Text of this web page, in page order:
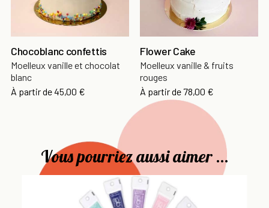
Chocoblanc confettis
Moelleux vanille et chocolat
blanc
À partir de45,00 €
Flower Cake
Moelleux vanille & fruits
rouges
À partir de 78,00 €
Vous pourriez aussi aimer ...